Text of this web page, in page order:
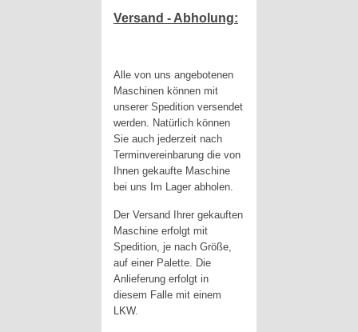
Versand - Abholung:
Alle von uns angebotenen
Maschinen können mit
unserer Spedition versendet
werden. Natürlich können
Sie auch jederzeit nach
Terminvereinbarung die von
Ihnen gekaufte Maschine
bei uns Im Lager abholen.
Der Versand Ihrer gekauften
Maschine erfolgt mit
Spedition, je nach Größe,
auf einer Palette. Die
Anlieferung erfolgt in
diesem Falle mit einem
LKW.